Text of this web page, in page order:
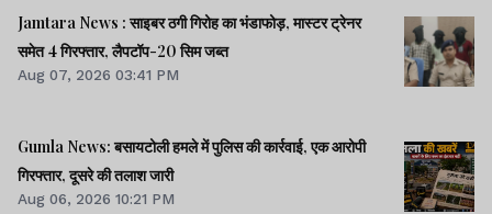
Jamtara News : साइबर ठगी गिरोह का भंडाफोड़, मास्टर ट्रेनर
समेत 4 गिरफ्तार, लैपटॉप-20 सिम जब्त
Aug 07, 2026 03:41 PM
Gumla News: बसायटोली हमले में पुलिस की कार्रवाई, एक आरोपी
गिरफ्तार, दूसरे की तलाश जारी
Aug 06, 2026 10:21 PM